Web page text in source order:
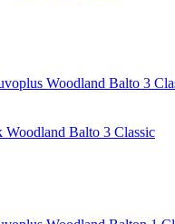
Woodland Balto 3 Classic